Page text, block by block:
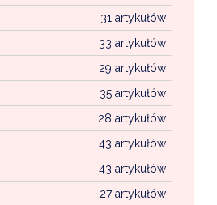
31 artykułów
33 artykułów
29 artykułów
35 artykułów
28 artykułów
43 artykułów
43 artykułów
27 artykułów